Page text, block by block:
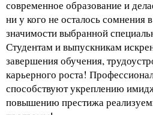
современное образование и
ни у кого не осталось сомнения
значимости выбранной
Студентам и выпускникам
завершения обучения,
карьерного роста!
способствуют укреплению
повышению престижа